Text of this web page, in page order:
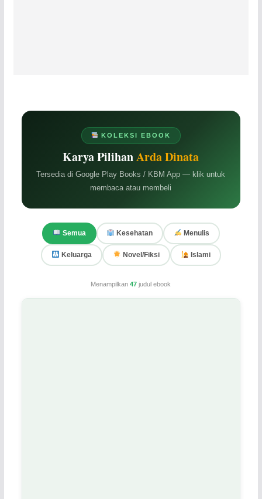
KOLEKSI EBOOK
Karya PilihanArda Dinata
Tersedia di Google Play Books / KBM App — klik untuk
membaca atau membeli
Semua Kesehatan Menulis
Keluarga Novel/Fiksi Islami
Menampilkan47 judul ebook